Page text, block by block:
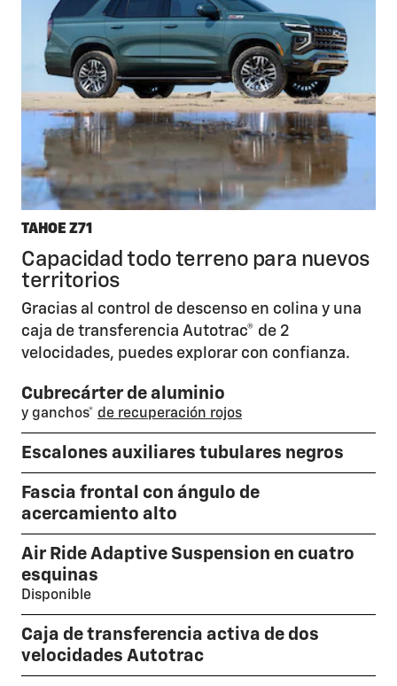
TAHOE Z71
Capacidad todo terreno para nuevos
territorios
Gracias al control de descenso en colina y una
caja de transferencia Autotrac® de 2
velocidades, puedes explorar con confianza.
Cubrecárter de aluminio
y ganchos* de recuperación rojos
Escalones auxiliares tubulares negros
Fascia frontal con ángulo de
acercamiento alto
Air Ride Adaptive Suspension en cuatro
esquinas
Disponible
Caja de transferencia activa de dos
velocidades Autotrac